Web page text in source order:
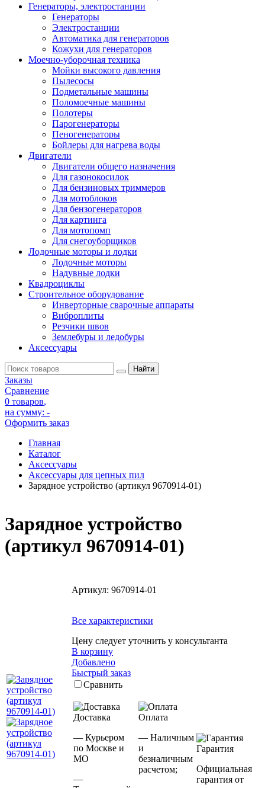
Генераторы, электростанции
Генераторы
Электростанции
Автоматика для генераторов
Кожухи для генераторов
Моечно-уборочная техника
Мойки высокого давления
Пылесосы
Подметальные машины
Поломоечные машины
Полотеры
Парогенераторы
Пеногенераторы
Бойлеры для нагрева воды
Двигатели
Двигатели общего назначения
Для газонокосилок
Для бензиновых триммеров
Для мотоблоков
Для бензогенераторов
Для картинга
Для мотопомп
Для снегоуборщиков
Лодочные моторы и лодки
Лодочные моторы
Надувные лодки
Квадроциклы
Строительное оборудование
Инверторные сварочные аппараты
Виброплиты
Резчики швов
Землебуры и ледобуры
Аксессуары
Заказы
Сравнение
0 товаров,
на сумму: -
Оформить заказ
Главная
Каталог
Аксессуары
Аксессуары для цепных пил
Зарядное устройство (артикул 9670914-01)
Зарядное устройство
(артикул 9670914-01)
Артикул: 9670914-01
Все характеристики
Цену следует уточнить у консультанта
В корзину
Добавлено
Быстрый заказ
Сравнить
Доставка
— Курьером
по Москве и
МО
—
Оплата
— Наличным
и
безналичным
расчетом;
Гарантия
Официальная
гарантия от